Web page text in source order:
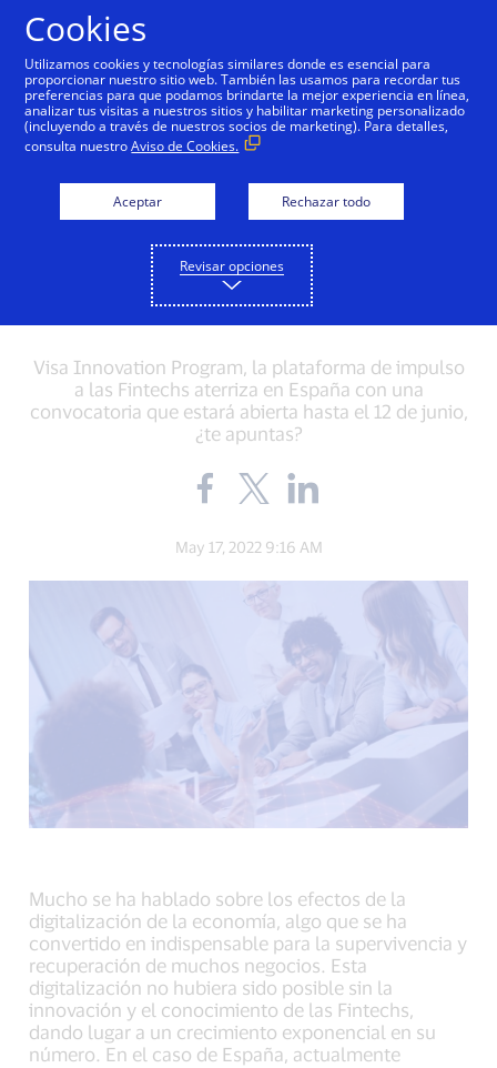
INNOVATION
¿Eres una Fintech y
quieres escalar tu
negocio? ¡Te estamos
buscando!
Visa Innovation Program, la plataforma de impulso
a las Fintechs aterriza en España con una
convocatoria que estará abierta hasta el 12 de junio,
¿te apuntas?
Share
the
on
Facebook
link,
open
window).
Share
the
on
Twitter
open
new
window).
on
LinkedIn
open
new
window).
May 17, 2022 9:16 AM
Mucho se ha hablado sobre los efectos de la
digitalización de la economía, algo que se ha
convertido en indispensable para la supervivencia y
recuperación de muchos negocios. Esta
digitalización no hubiera sido posible sin la
innovación y el conocimiento de las Fintechs,
dando lugar a un crecimiento exponencial en su
número. En el caso de España, actualmente
Cookies
Utilizamos cookies y tecnologías similares donde es esencial para
proporcionar nuestro sitio web. También las usamos para recordar tus
preferencias para que podamos brindarte la mejor experiencia en línea,
analizar tus visitas a nuestros sitios y habilitar marketing personalizado
(incluyendo a través de nuestros socios de marketing). Para detalles,
consulta nuestroAviso de Cookies.
Aceptar Rechazar todo
Revisar opciones